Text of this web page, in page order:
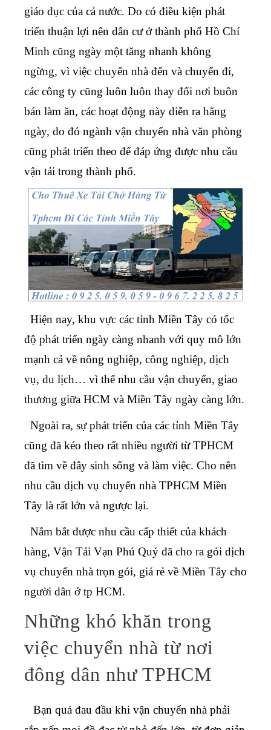
giáo dục của cả nước. Do có điều kiện phát
triển thuận lợi nên dân cư ở thành phố Hồ Chí
Minh cũng ngày một tăng nhanh không
ngừng, vì việc chuyển nhà đến và chuyển đi,
các công ty cũng luôn luôn thay đổi nơi buôn
bán làm ăn, các hoạt động này diễn ra hằng
ngày, do đó ngành vận chuyển nhà văn phòng
cũng phát triển theo để đáp ứng được nhu cầu
vận tải trong thành phố.
Hiện nay, khu vực các tỉnh Miền Tây có tốc
độ phát triển ngày càng nhanh với quy mô lớn
mạnh cả về nông nghiệp, công nghiệp, dịch
vụ, du lịch… vì thế nhu cầu vận chuyển, giao
thương giữa HCM và Miền Tây ngày càng lớn.
Ngoài ra, sự phát triển của các tỉnh Miền Tây
cũng đã kéo theo rất nhiều người từ TPHCM
đã tìm về đây sinh sống và làm việc. Cho nên
nhu cầu dịch vụ chuyển nhà TPHCM Miền
Tây là rất lớn và ngược lại.
Nắm bắt được nhu cầu cấp thiết của khách
hàng, Vận Tải Vạn Phú Quý đã cho ra gói dịch
vụ chuyển nhà trọn gói, giá rẻ về Miền Tây cho
người dân ở tp HCM.
Những khó khăn trong
việc chuyển nhà từ nơi
đông dân như TPHCM
Bạn quá đau đầu khi vận chuyển nhà phải